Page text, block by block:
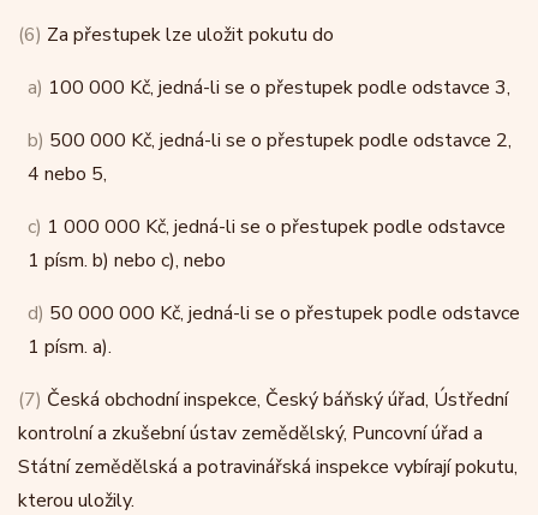
(6) Za přestupek lze uložit pokutu do
a) 100 000 Kč, jedná-li se o přestupek podle odstavce 3,
b) 500 000 Kč, jedná-li se o přestupek podle odstavce 2,
4 nebo 5,
c) 1 000 000 Kč, jedná-li se o přestupek podle odstavce
1 písm. b) nebo c), nebo
d) 50 000 000 Kč, jedná-li se o přestupek podle odstavce
1 písm. a).
(7) Česká obchodní inspekce, Český báňský úřad, Ústřední
kontrolní a zkušební ústav zemědělský, Puncovní úřad a
Státní zemědělská a potravinářská inspekce vybírají pokutu,
kterou uložily.